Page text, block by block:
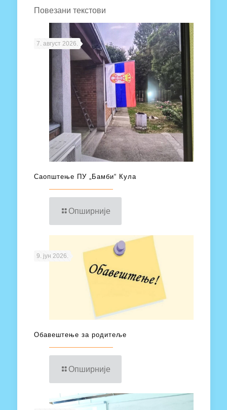
Повезани текстови
7. август 2026.
Саопштење ПУ „Бамби“ Кула
Опширније
9. јун 2026.
Обавештење за родитеље
Опширније